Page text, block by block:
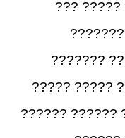
?????
??????
?????????
?????
?? ???? ???